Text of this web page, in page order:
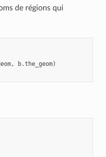
de régions qui
, b.the_geom)